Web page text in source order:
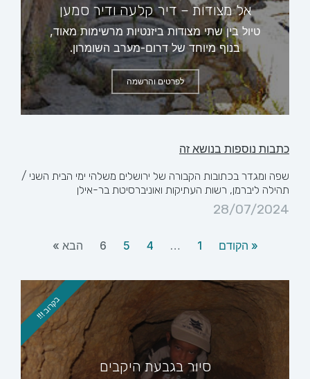
אל מצודות – דיר קלעה ודיר סמען
טיול בין שתי מצודות ביזנטיות מרשימות מאוד,
בנוף מיוחד של דרום-מערב השומרון.
לפרטים והרשמה
כתבות נוספות בנושא זה
שפה ומגדר בכתובות הקבורה של ירושלים משלהי ימי הבית השני /
תהילה ליברמן, רשות העתיקות ואוניברסיטת בר-אילן
28/07/2024
« הקודם 1
…
4
5
6 הבא »
סיור בגבעת היקבים
בקרוב !!!